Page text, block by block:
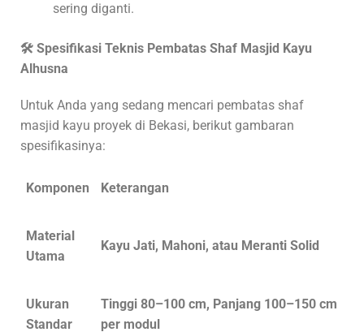
sering diganti.
🛠️ Spesifikasi Teknis Pembatas Shaf Masjid Kayu
Alhusna
Untuk Anda yang sedang mencari pembatas shaf
masjid kayu proyek di Bekasi, berikut gambaran
spesifikasinya:
Komponen Keterangan
Material
Utama
Kayu Jati, Mahoni, atau Meranti Solid
Ukuran
Standar
Tinggi 80–100 cm, Panjang 100–150 cm
per modul